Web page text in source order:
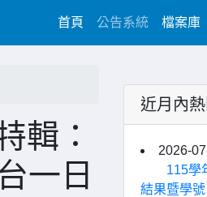
首頁(current)
公告系統 檔案庫
輯：
一日
近月內
2026-
115學
結果暨學